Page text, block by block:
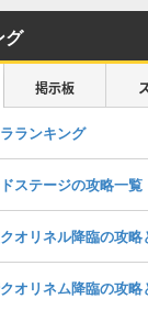
グ
掲示板
ランキング
ステージの攻略一覧